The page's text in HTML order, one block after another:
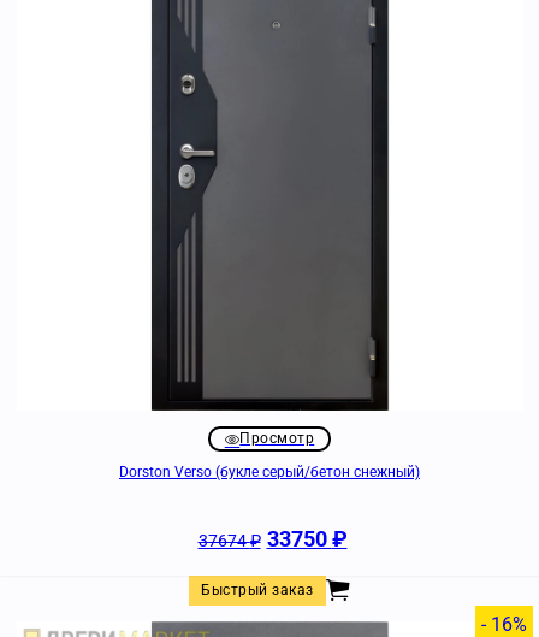
Просмотр
Dorston Verso (букле серый/бетон снежный)
37674₽ 33750₽
Быстрый заказ
- 16%